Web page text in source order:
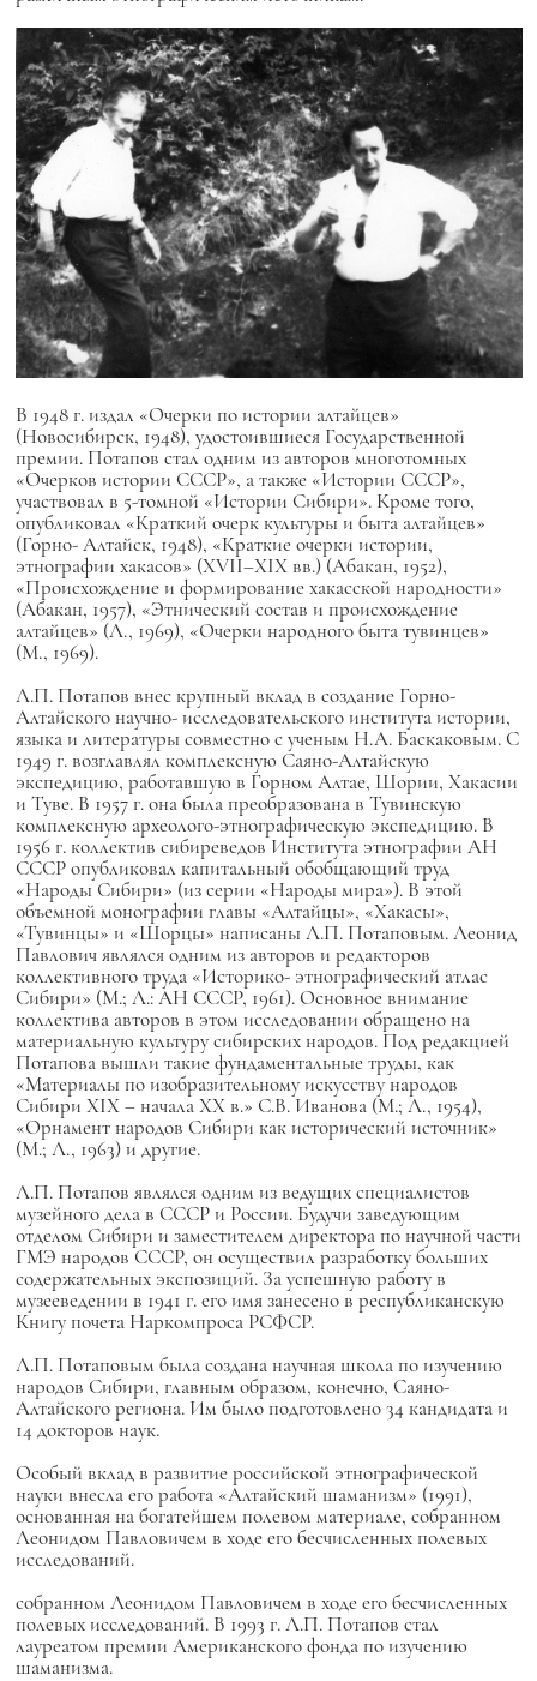
В 1948 г. издал «Очерки по истории алтайцев»
(Новосибирск, 1948), удостоившиеся Государственной
премии. Потапов стал одним из авторов многотомных
«Очерков истории СССР», а также «Истории СССР»,
участвовал в 5-томной «Истории Сибири». Кроме того,
опубликовал «Краткий очерк культуры и быта алтайцев»
(Горно- Алтайск, 1948), «Краткие очерки истории,
этнографии хакасов» (XVII–XIX вв.) (Абакан, 1952),
«Происхождение и формирование хакасской народности»
(Абакан, 1957), «Этнический состав и происхождение
алтайцев» (Л., 1969), «Очерки народного быта тувинцев»
(М., 1969).
Л.П. Потапов внес крупный вклад в создание Горно-
Алтайского научно- исследовательского института истории,
языка и литературы совместно с ученым Н.А. Баскаковым. С
1949 г. возглавлял комплексную Саяно-Алтайскую
экспедицию, работавшую в Горном Алтае, Шории, Хакасии
и Туве. В 1957 г. она была преобразована в Тувинскую
комплексную археолого-этнографическую экспедицию. В
1956 г. коллектив сибиреведов Института этнографии АН
СССР опубликовал капитальный обобщающий труд
«Народы Сибири» (из серии «Народы мира»). В этой
объемной монографии главы «Алтайцы», «Хакасы»,
«Тувинцы» и «Шорцы» написаны Л.П. Потаповым. Леонид
Павлович являлся одним из авторов и редакторов
коллективного труда «Историко- этнографический атлас
Сибири» (М.; Л.: АН СССР, 1961). Основное внимание
коллектива авторов в этом исследовании обращено на
материальную культуру сибирских народов. Под редакцией
Потапова вышли такие фундаментальные труды, как
«Материалы по изобразительному искусству народов
Сибири XIX – начала XX в.» С.В. Иванова (М.; Л., 1954),
«Орнамент народов Сибири как исторический источник»
(М.; Л., 1963) и другие.
Л.П. Потапов являлся одним из ведущих специалистов
музейного дела в СССР и России. Будучи заведующим
отделом Сибири и заместителем директора по научной части
ГМЭ народов СССР, он осуществил разработку больших
содержательных экспозиций. За успешную работу в
музееведении в 1941 г. его имя занесено в республиканскую
Книгу почета Наркомпроса РСФСР.
Л.П. Потаповым была создана научная школа по изучению
народов Сибири, главным образом, конечно, Саяно-
Алтайского региона. Им было подготовлено 34 кандидата и
14 докторов наук.
Особый вклад в развитие российской этнографической
науки внесла его работа «Алтайский шаманизм» (1991),
основанная на богатейшем полевом материале, собранном
Леонидом Павловичем в ходе его бесчисленных полевых
исследований.
собранном Леонидом Павловичем в ходе его бесчисленных
полевых исследований. В 1993 г. Л.П. Потапов стал
лауреатом премии Американского фонда по изучению
шаманизма.